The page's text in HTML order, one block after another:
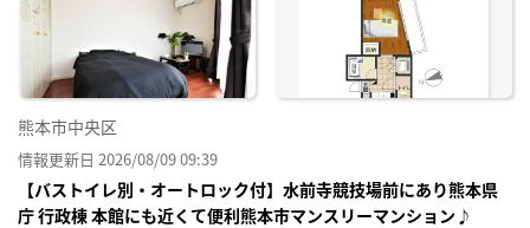
熊本市中央区
情報更新日 2026/08/09 09:39
【バストイレ別・オートロック付】水前寺競技場前にあり熊本県
庁 行政棟 本館にも近くて便利熊本市マンスリーマンション♪